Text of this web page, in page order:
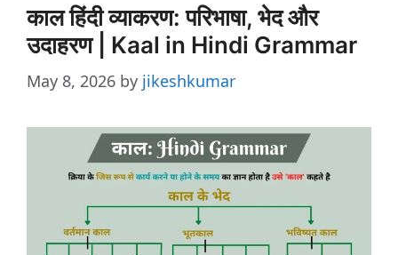
काल हिंदी व्याकरण: परिभाषा, भेद और
उदाहरण | Kaal in Hindi Grammar
May 8, 2026 by jikeshkumar